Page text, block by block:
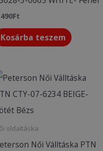
Ft
Kosárba teszem
oldaltáska
Női Válltáska PTN